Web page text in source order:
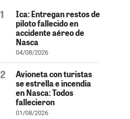
Ica: Entregan restos de
piloto fallecido en
accidente aéreo de
Nasca
04/08/2026
Avioneta con turistas
se estrella e incendia
en Nasca: Todos
fallecieron
01/08/2026